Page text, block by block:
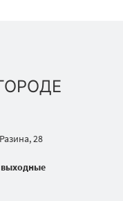
28
выходные